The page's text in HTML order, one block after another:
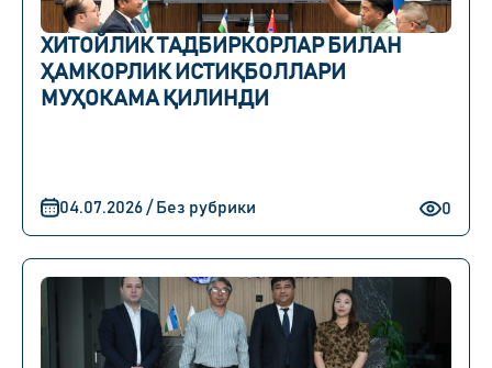
ХИТОЙЛИК ТАДБИРКОРЛАР БИЛАН
ҲАМКОРЛИК ИСТИҚБОЛЛАРИ
МУҲОКАМА ҚИЛИНДИ
0
04.07.2026 / Без рубрики